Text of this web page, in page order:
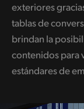
exteriores
tablas de
brindan la
contenidos para
estándares de